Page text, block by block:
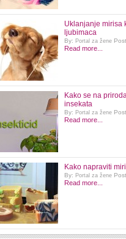
Uklanjanje mirisa
ljubimaca
By: Portal za žene
Read more...
Kako se na
insekata
By: Portal za žene
Read more...
Kako napraviti
By: Portal za žene
Read more...